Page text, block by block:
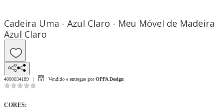
Cadeira Uma - Azul Claro - Meu Móvel de Madeira
Azul Claro
4000034189 Vendido e entregue por OPPA Design
CORES: